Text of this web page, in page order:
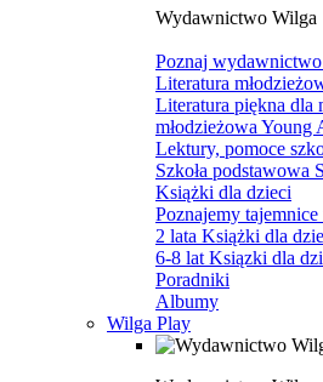
Wydawnictwo Wilga
Poznaj wydawnictwo
Literatura
Literatura piękna dla
młodzieżowa Young
Lektury, pomoce
Szkoła podstawowa
Książki dla dzieci
Poznajemy tajemnice
2 lata Książki dla
6-8 lat Ksiązki dla
Poradniki
Albumy
Wilga Play